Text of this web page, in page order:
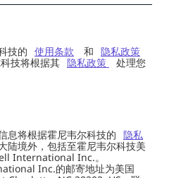
技的 使用条款 和 隐私政策
技将根据其 隐私政策
处理您
息将根据霍尼韦尔科技的 隐私
陆境外，包括至霍尼韦尔科技美
International Inc.。
Inc.的邮寄地址为美国